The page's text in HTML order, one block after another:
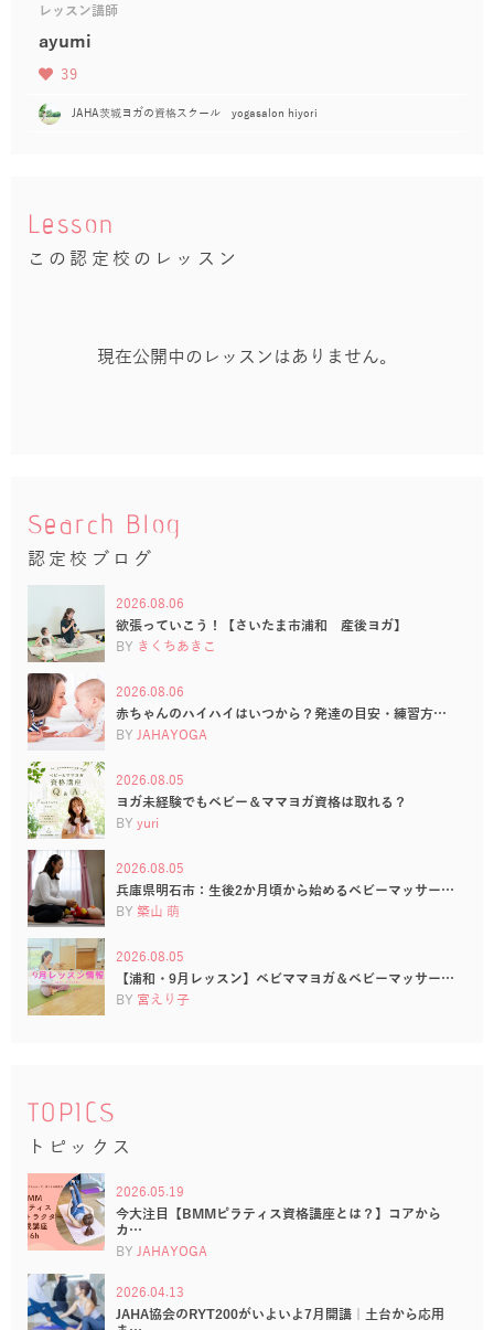
レッスン講師
ayumi
39
JAHA茨城ヨガの資格スクール yogasalon hiyori
Lesson
この認定校のレッスン
現在公開中のレッスンはありません。
Search Blog
認定校ブログ
2026.08.06
欲張っていこう！【さいたま市浦和 産後ヨガ】
BY きくちあきこ
2026.08.06
赤ちゃんのハイハイはいつから？発達の目安・練習方…
BY JAHAYOGA
2026.08.05
ヨガ未経験でもベビー＆ママヨガ資格は取れる？
BY yuri
2026.08.05
兵庫県明石市：生後2か月頃から始めるベビーマッサー…
BY 築山 萌
2026.08.05
【浦和・9月レッスン】ベビママヨガ＆ベビーマッサー…
BY 宮えり子
TOPICS
トピックス
2026.05.19
今大注目【BMMピラティス資格講座とは？】コアから
カ…
BY JAHAYOGA
2026.04.13
JAHA協会のRYT200がいよいよ7月開講｜土台から応用